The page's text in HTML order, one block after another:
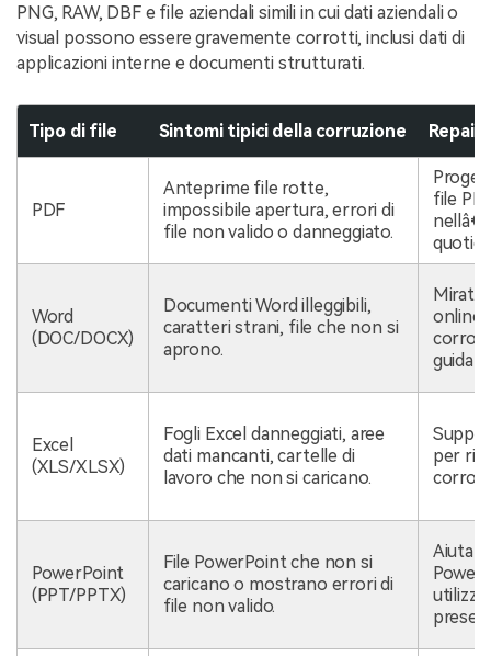
PNG, RAW, DBF e file aziendali simili in cui dati aziendali o
visual possono essere gravemente corrotti, inclusi dati di
applicazioni interne e documenti strutturati.
Tipo di file Sintomi tipici della corruzione
PDF
Anteprime file rotte,
impossibile apertura, errori di
file non valido o danneggiato.
file
Word
(DOC/DOCX)
Documenti Word illeggibili,
caratteri strani, file che non si
aprono.
Mirato
online
guidati.
Excel
(XLS/XLSX)
Fogli Excel danneggiati, aree
dati mancanti, cartelle di
lavoro che non si caricano.
per
PowerPoint
(PPT/PPTX)
File PowerPoint che non si
caricano o mostrano errori di
file non valido.
Aiuta